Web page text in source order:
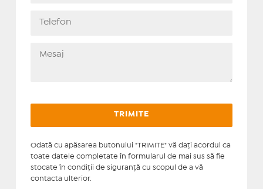
Odată cu apăsarea butonului "TRIMITE" vă daţi acordul ca
toate datele completate în formularul de mai sus să fie
stocate în condiţii de siguranţă cu scopul de a vă
contacta ulterior.